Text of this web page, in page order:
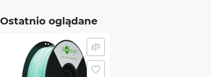
mm
Waga (bez opakowania), kg
Ostatnio oglądane